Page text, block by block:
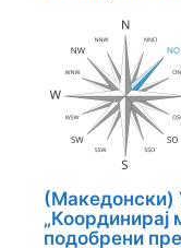
(Македонски)
„Координирај
подобрени